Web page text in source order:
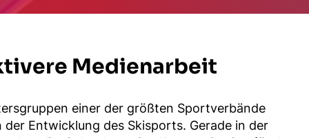
Medienarbeit
einer der größten Sportverbände
Entwicklung des Skisports. Gerade in der